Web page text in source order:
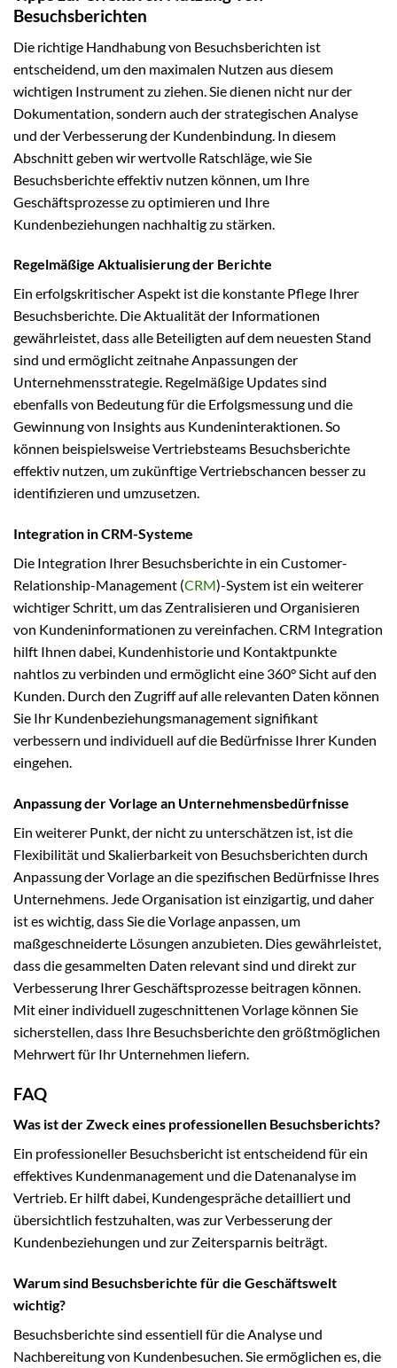
Besuchsberichten
Die richtige Handhabung von Besuchsberichten ist
entscheidend, um den maximalen Nutzen aus diesem
wichtigen Instrument zu ziehen. Sie dienen nicht nur der
Dokumentation, sondern auch der strategischen Analyse
und der Verbesserung der Kundenbindung. In diesem
Abschnitt geben wir wertvolle Ratschläge, wie Sie
Besuchsberichte effektiv nutzen können, um Ihre
Geschäftsprozesse zu optimieren und Ihre
Kundenbeziehungen nachhaltig zu stärken.
Regelmäßige Aktualisierung der Berichte
Ein erfolgskritischer Aspekt ist die konstante Pflege Ihrer
Besuchsberichte. Die Aktualität der Informationen
gewährleistet, dass alle Beteiligten auf dem neuesten Stand
sind und ermöglicht zeitnahe Anpassungen der
Unternehmensstrategie. Regelmäßige Updates sind
ebenfalls von Bedeutung für die Erfolgsmessung und die
Gewinnung von Insights aus Kundeninteraktionen. So
können beispielsweise Vertriebsteams Besuchsberichte
effektiv nutzen, um zukünftige Vertriebschancen besser zu
identifizieren und umzusetzen.
Integration in CRM-Systeme
Die Integration Ihrer Besuchsberichte in ein Customer-
Relationship-Management (CRM)-System ist ein weiterer
wichtiger Schritt, um das Zentralisieren und Organisieren
von Kundeninformationen zu vereinfachen. CRM Integration
hilft Ihnen dabei, Kundenhistorie und Kontaktpunkte
nahtlos zu verbinden und ermöglicht eine 360° Sicht auf den
Kunden. Durch den Zugriff auf alle relevanten Daten können
Sie Ihr Kundenbeziehungsmanagement signifikant
verbessern und individuell auf die Bedürfnisse Ihrer Kunden
eingehen.
Anpassung der Vorlage an Unternehmensbedürfnisse
Ein weiterer Punkt, der nicht zu unterschätzen ist, ist die
Flexibilität und Skalierbarkeit von Besuchsberichten durch
Anpassung der Vorlage an die spezifischen Bedürfnisse Ihres
Unternehmens. Jede Organisation ist einzigartig, und daher
ist es wichtig, dass Sie die Vorlage anpassen, um
maßgeschneiderte Lösungen anzubieten. Dies gewährleistet,
dass die gesammelten Daten relevant sind und direkt zur
Verbesserung Ihrer Geschäftsprozesse beitragen können.
Mit einer individuell zugeschnittenen Vorlage können Sie
sicherstellen, dass Ihre Besuchsberichte den größtmöglichen
Mehrwert für Ihr Unternehmen liefern.
FAQ
Was ist der Zweck eines professionellen Besuchsberichts?
Ein professioneller Besuchsbericht ist entscheidend für ein
effektives Kundenmanagement und die Datenanalyse im
Vertrieb. Er hilft dabei, Kundengespräche detailliert und
übersichtlich festzuhalten, was zur Verbesserung der
Kundenbeziehungen und zur Zeitersparnis beiträgt.
Warum sind Besuchsberichte für die Geschäftswelt
wichtig?
Besuchsberichte sind essentiell für die Analyse und
Nachbereitung von Kundenbesuchen. Sie ermöglichen es, die